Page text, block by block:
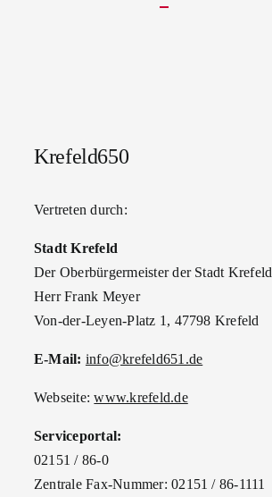
Krefeld650
Vertreten durch:
Stadt Krefeld
Der Oberbürgermeister der Stadt Krefeld
Herr Frank Meyer
Von-der-Leyen-Platz 1, 47798 Krefeld
E-Mail: info@krefeld651.de
Webseite:www.krefeld.de
Serviceportal:
02151 / 86-0
Zentrale Fax-Nummer: 02151 / 86-1111